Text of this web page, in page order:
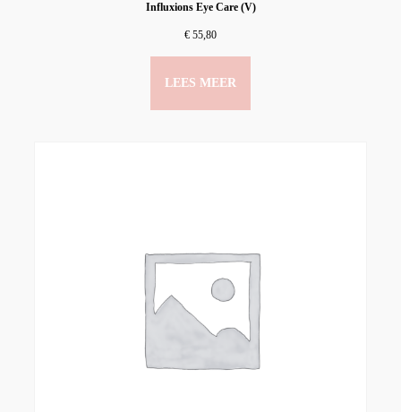
Influxions Eye Care (V)
€ 55,80
LEES MEER